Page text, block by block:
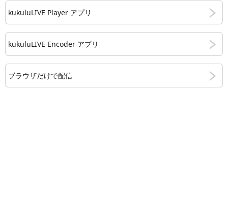
kukuluLIVE Player アプリ
kukuluLIVE Encoder アプリ
ブラウザだけで配信